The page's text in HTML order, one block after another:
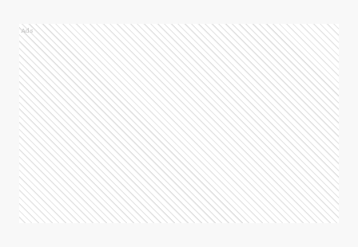
Ads